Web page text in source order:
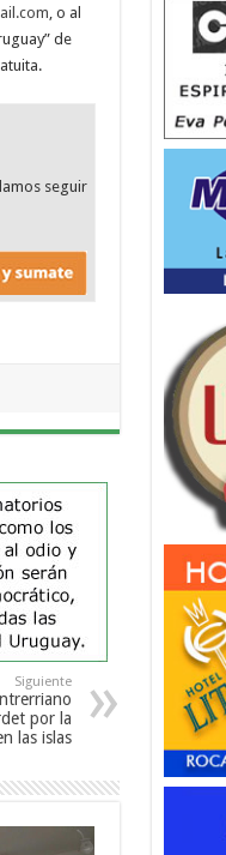
, o al
de
seguir
Siguiente
por la
las islas